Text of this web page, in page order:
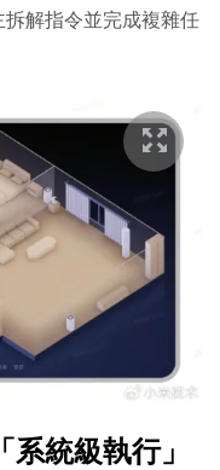
解指令並完成複雜任
統級執行」